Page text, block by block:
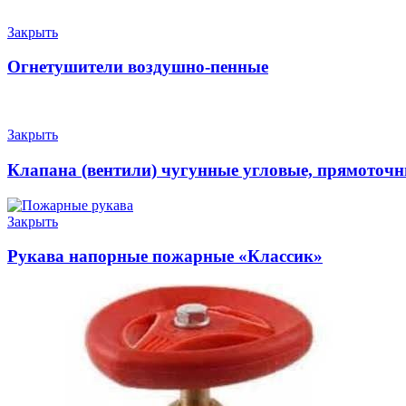
Закрыть
Огнетушители воздушно-пенные
Закрыть
Клапана (вентили) чугунные угловые,
Закрыть
Рукава напорные пожарные «Классик»